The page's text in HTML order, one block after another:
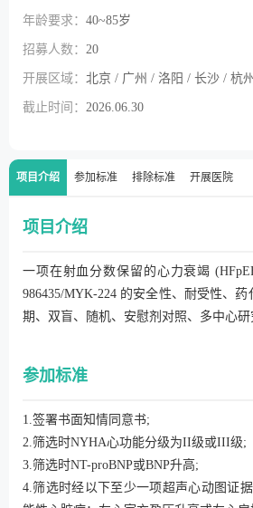
年龄要求： 40~85岁
招募人数： 20
开展区域： 北京 / 广州 / 洛阳 / 长沙 / 杭州
截止时间： 2026.06.30
项目介绍 参加标准 排除标准 开展医院
项目介绍
一项在射血分数保留的心力衰竭
986435/MYK-224 的安全性、耐受性、
期、双盲、随机、安慰剂对照、多中心研
参加标准
1.签署书面知情同意书;
2.筛选时NYHA心功能分级为II级或III级;
3.筛选时NT-proBNP或BNP升高;
4.筛选时经以下至少一项超声心动图证